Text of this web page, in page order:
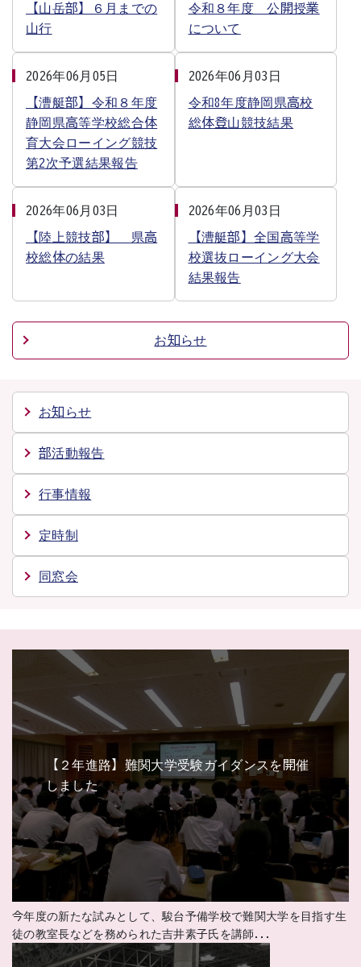
【山岳部】６月までの
山行
令和８年度 公開授業
について
2026年06月05日
【漕艇部】令和８年度
静岡県高等学校総合体
育大会ローイング競技
第2次予選結果報告
2026年06月03日
令和8年度静岡県高校
総体登山競技結果
2026年06月03日
【陸上競技部】 県高
校総体の結果
2026年06月03日
【漕艇部】全国高等学
校選抜ローイング大会
結果報告
お知らせ
お知らせ
部活動報告
行事情報
定時制
同窓会
【２年進路】難関大学受験ガイダンスを開催
しました
今年度の新たな試みとして、駿台予備学校で難関大学を目指す生
徒の教室長などを務められた吉井素子氏を講師...